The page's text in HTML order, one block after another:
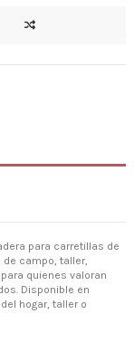
para carretillas de
campo, taller,
quienes valoran
Disponible en
hogar, taller o